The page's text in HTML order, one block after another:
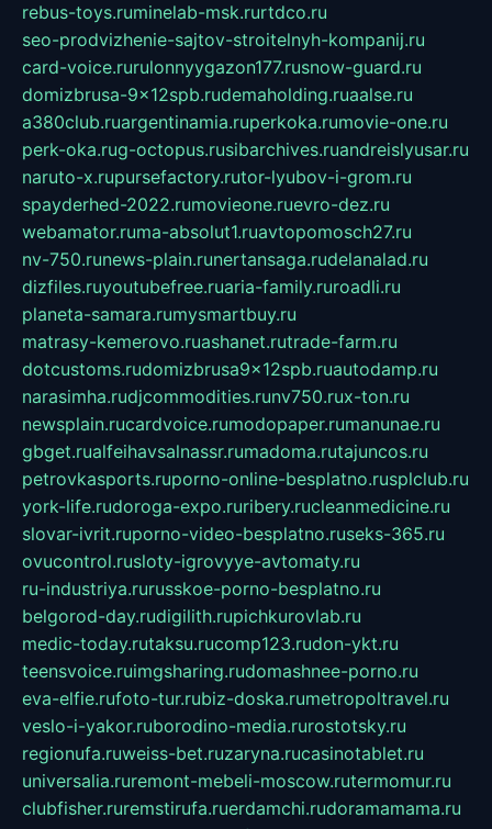
rebus-toys.ruminelab-msk.rurtdco.ru
seo-prodvizhenie-sajtov-stroitelnyh-kompanij.ru
card-voice.rurulonnyygazon177.rusnow-guard.ru
domizbrusa-9x12spb.rudemaholding.ruaalse.ru
a380club.ruargentinamia.ruperkoka.rumovie-one.ru
perk-oka.rug-octopus.rusibarchives.ruandreislyusar.ru
naruto-x.rupursefactory.rutor-lyubov-i-grom.ru
spayderhed-2022.rumovieone.ruevro-dez.ru
webamator.ruma-absolut1.ruavtopomosch27.ru
nv-750.runews-plain.runertansaga.rudelanalad.ru
dizfiles.ruyoutubefree.ruaria-family.ruroadli.ru
planeta-samara.rumysmartbuy.ru
matrasy-kemerovo.ruashanet.rutrade-farm.ru
dotcustoms.rudomizbrusa9x12spb.ruautodamp.ru
narasimha.rudjcommodities.runv750.rux-ton.ru
newsplain.rucardvoice.rumodopaper.rumanunae.ru
gbget.rualfeihavsalnassr.rumadoma.rutajuncos.ru
petrovkasports.ruporno-online-besplatno.rusplclub.ru
york-life.rudoroga-expo.ruribery.rucleanmedicine.ru
slovar-ivrit.ruporno-video-besplatno.ruseks-365.ru
ovucontrol.rusloty-igrovyye-avtomaty.ru
ru-industriya.rurusskoe-porno-besplatno.ru
belgorod-day.rudigilith.rupichkurovlab.ru
medic-today.rutaksu.rucomp123.rudon-ykt.ru
teensvoice.ruimgsharing.rudomashnee-porno.ru
eva-elfie.rufoto-tur.rubiz-doska.rumetropoltravel.ru
veslo-i-yakor.ruborodino-media.rurostotsky.ru
regionufa.ruweiss-bet.ruzaryna.rucasinotablet.ru
universalia.ruremont-mebeli-moscow.rutermomur.ru
clubfisher.ruremstirufa.ruerdamchi.rudoramamama.ru